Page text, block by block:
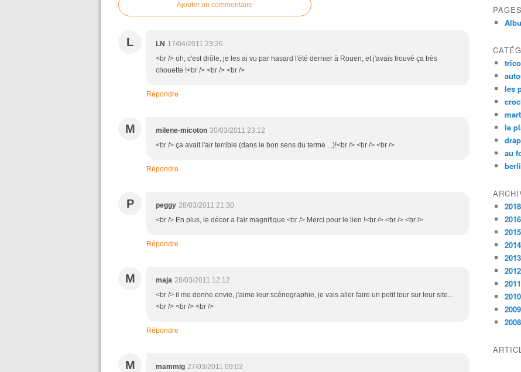
Ajouter un commentaire
L LN 17/04/2011 23:26
<br /> oh, c'est drôle, je les ai vu par hasard l'été dernier à Rouen, et j'avais trouvé ça très
chouette !<br /> <br /> <br />
Répondre
M milene-micoton 30/03/2011 23:12
<br /> ça avait l'air terrible (dans le bon sens du terme ...)!<br /> <br /> <br />
Répondre
P peggy 28/03/2011 21:30
<br /> En plus, le décor a l'air magnifique.<br /> Merci pour le lien !<br /> <br /> <br />
Répondre
M maja 28/03/2011 12:12
<br /> il me donne envie, j'aime leur scénographie, je vais aller faire un petit tour sur leur site...
<br /> <br /> <br />
Répondre
M mammig 27/03/2011 09:02
PAGES
les
le
au
2018
2016
2015
2014
2013
2012
2011
2010
2009
2008